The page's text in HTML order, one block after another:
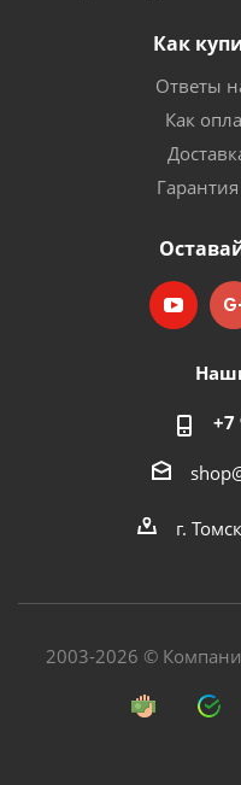
Как
Ответы
Как
+7
г.
2003-2026 ©